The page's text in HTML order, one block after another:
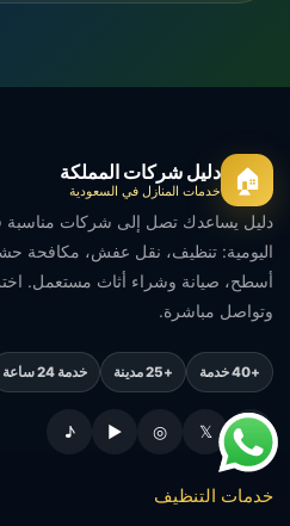
🏠 دليل شركات المملكة
خدمات المنازل في السعودية
دليل يساعدك تصل إلى شركات مناسبة
اليومية: تنظيف، نقل عفش، مكافحة
أسطح، صيانة وشراء أثاث مستعمل.
وتواصل مباشرة.
+40 خدمة +25 مدينة خدمة 24 ساعة
𝕏
◎
▶
♪
خدمات التنظيف